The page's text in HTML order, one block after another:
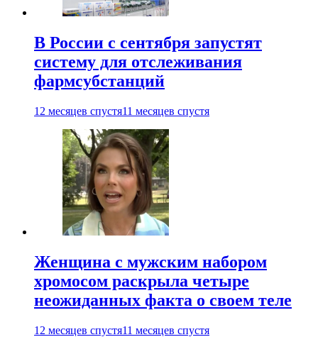
В России с сентября запустят
систему для отслеживания
фармсубстанций
12 месяцев спустя11 месяцев спустя
Женщина с мужским набором
хромосом раскрыла четыре
неожиданных факта о своем теле
12 месяцев спустя11 месяцев спустя